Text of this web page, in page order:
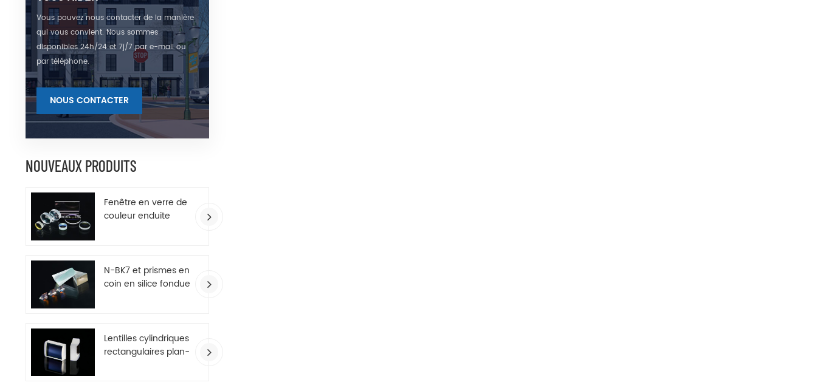
Vous pouvez nous contacter de la manière
qui vous convient. Nous sommes
disponibles 24h/24 et 7j/7 par e-mail ou
par téléphone.
NOUS CONTACTER
NOUVEAUX PRODUITS
Fenêtre en verre de
couleur enduite
N-BK7 et prismes en
coin en silice fondue
Lentilles cylindriques
rectangulaires plan-